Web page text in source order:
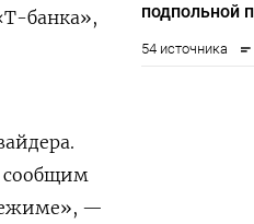
банка»,
сообщим
—